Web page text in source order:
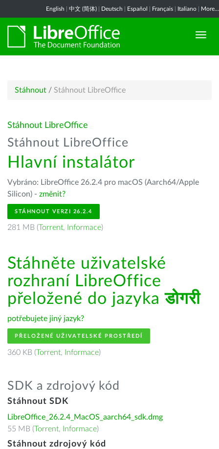
English 中文 (简体) Deutsch Español Français Italiano More...
Stáhnout / Stáhnout LibreOffice
Stáhnout LibreOffice
Stáhnout LibreOffice
Hlavní instalátor
Vybráno: LibreOffice 26.2.4 pro macOS (Aarch64/Apple
Silicon) - změnit?
STÁHNOUT VERZI 26.2.4
281 MB (Torrent, Informace)
Stáhněte uživatelské
rozhraní LibreOffice
přeložené do jazykaडोगरी
potřebujete jiný jazyk?
PŘELOŽENÉ UŽIVATELSKÉ PROSTŘEDÍ
360 KB (Torrent, Informace)
SDK a zdrojový kód
Stáhnout SDK
LibreOffice_26.2.4_MacOS_aarch64_sdk.dmg
55 MB (Torrent, Informace)
Stáhnout zdrojový kód